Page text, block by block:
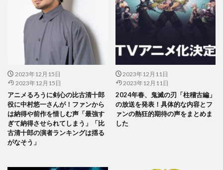
2023年12月15日
2023年12月15日
アニメるろうに剣心の比古清十郎
役に中村悠一さんが！ファンから
は納得や前作を惜しむ声「最強す
ぎて納得させられてしまう」「比
古清十郎の演者ランキングは揺る
がなそう」
2023年12月11日
2023年12月11日
2024年春、鬼滅の刃「柱稽古編」
の放送を発表！具体的な内容とフ
ァンの熱狂的期待の声をまとめま
した